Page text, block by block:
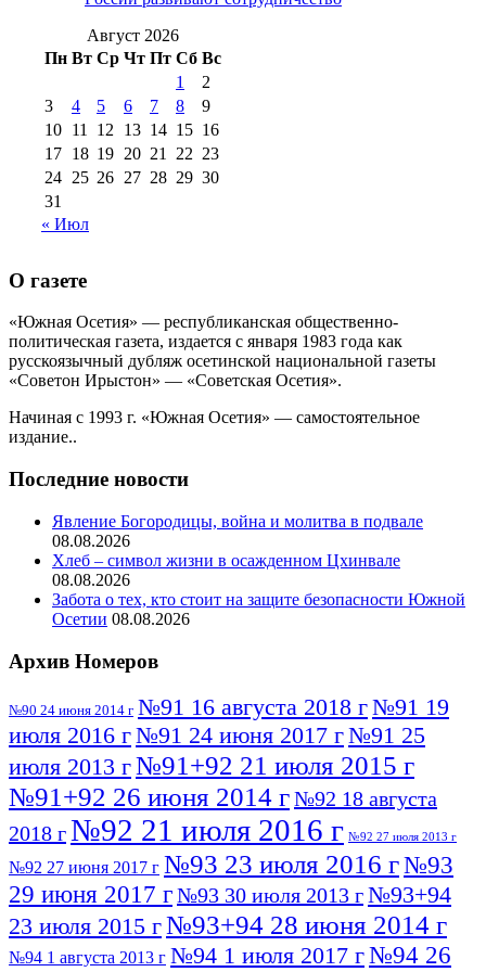
2017 г(9)
№99 4 августа
2016 г(12) №99 8 июля 2014 г
августа 2012 г(11)
августа 2013 г
(12)
Август 2026
Пн Вт Ср Чт Пт Сб Вс
1
2
3
4 5 6 7 8
9
10 11 12 13 14 15 16
17 18 19 20 21 22 23
24 25 26 27 28 29 30
31
« Июл
О газете
«Южная Осетия» — республиканская общественно-
политическая газета, издается с января 1983 года как
русскоязычный дубляж осетинской национальной газеты
«Советон Ирыстон» — «Советская Осетия».
Начиная с 1993 г. «Южная Осетия» — самостоятельное
издание..
Последние новости
Явление Богородицы, война и молитва в подвале
08.08.2026
Хлеб – символ жизни в осажденном Цхинвале
08.08.2026
Забота о тех, кто стоит на защите безопасности Южной
Осетии 08.08.2026
Архив Номеров
№90 24 июня 2014 г №91 16 августа 2018 г№91 19
июля 2016 г№91 24 июня 2017 г№91 25
июля 2013 г№91+92 21 июля 2015 г
№91+92 26 июня 2014 г№92 18 августа
2018 г№92 21 июля 2016 г №92 27 июля 2013 г
№92 27 июня 2017 г №93 23 июля 2016 г№93
29 июня 2017 г№93 30 июля 2013 г№93+94
23 июля 2015 г№93+94 28 июня 2014 г
№94 1 августа 2013 г №94 1 июля 2017 г№94 26